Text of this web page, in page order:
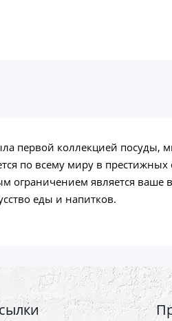
первой коллекцией посуды,
по всему миру в
ограничением является
еды и напитков.